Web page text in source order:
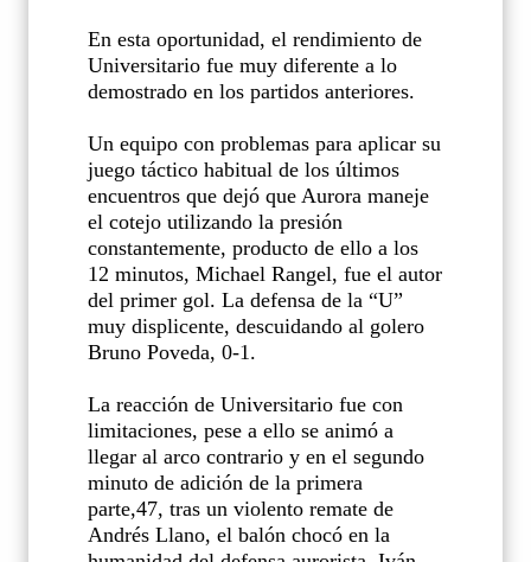
En esta oportunidad, el rendimiento de
Universitario fue muy diferente a lo
demostrado en los partidos anteriores.
Un equipo con problemas para aplicar su
juego táctico habitual de los últimos
encuentros que dejó que Aurora maneje
el cotejo utilizando la presión
constantemente, producto de ello a los
12 minutos, Michael Rangel, fue el autor
del primer gol. La defensa de la “U”
muy displicente, descuidando al golero
Bruno Poveda, 0-1.
La reacción de Universitario fue con
limitaciones, pese a ello se animó a
llegar al arco contrario y en el segundo
minuto de adición de la primera
parte,47, tras un violento remate de
Andrés Llano, el balón chocó en la